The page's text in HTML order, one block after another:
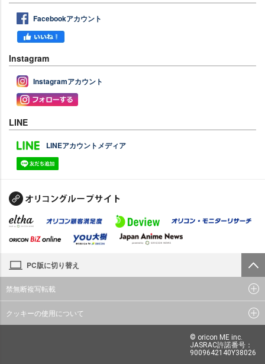
Facebookアカウント
Instagram
Instagramアカウント
LINE
LINEアカウントメディア
PC版に切り替え
禁無断複写転載
クッキーの使用について
© oricon ME inc.
JASRAC許諾番号：
9009642140Y38026